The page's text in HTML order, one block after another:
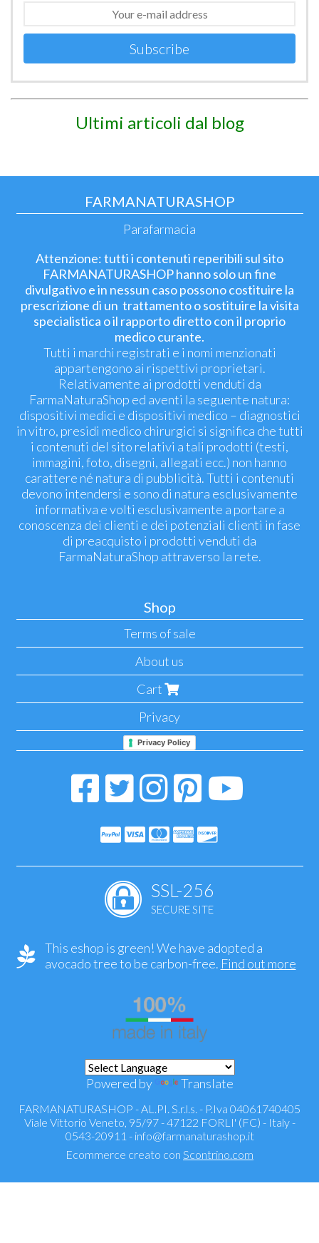
Subscribe
Ultimi articoli dal blog
FARMANATURASHOP
Parafarmacia
Attenzione: tutti i contenuti reperibili sul sito
FARMANATURASHOP hanno solo un fine
divulgativo e in nessun caso possono costituire la
prescrizione di un trattamento o sostituire la visita
specialistica o il rapporto diretto con il proprio
medico curante.
Tutti i marchi registrati e i nomi menzionati
appartengono ai rispettivi proprietari.
Relativamente ai prodotti venduti da
FarmaNaturaShop ed aventi la seguente natura:
dispositivi medici e dispositivi medico – diagnostici
in vitro, presidi medico chirurgici si significa che tutti
i contenuti del sito relativi a tali prodotti (testi,
immagini, foto, disegni, allegati ecc.) non hanno
carattere né natura di pubblicità. Tutti i contenuti
devono intendersi e sono di natura esclusivamente
informativa e volti esclusivamente a portare a
conoscenza dei clienti e dei potenziali clienti in fase
di preacquisto i prodotti venduti da
FarmaNaturaShop attraverso la rete.
Shop
Terms of sale
About us
Cart
Privacy
Privacy Policy
SSL-256
SECURE SITE
This eshop is green! We have adopted a
avocado tree to be carbon-free. Find out more
Powered by Translate
FARMANATURASHOP - AL.PI. S.r.l.s. - P.Iva 04061740405
Viale Vittorio Veneto, 95/97 - 47122 FORLI' (FC) - Italy -
0543-20911 - info@farmanaturashop.it
Ecommerce creato con Scontrino.com